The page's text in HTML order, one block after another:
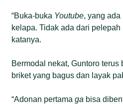
“Buka-buka Youtube, yang
kelapa. Tidak ada dari
katanya.
Bermodal nekat, Guntoro
briket yang bagus dan layak
“Adonan pertamaga bisa